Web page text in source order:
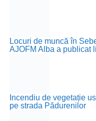
Locuri de muncă în
AJOFM Alba a publicat
Incendiu de vegetație
pe strada Pădurenilor